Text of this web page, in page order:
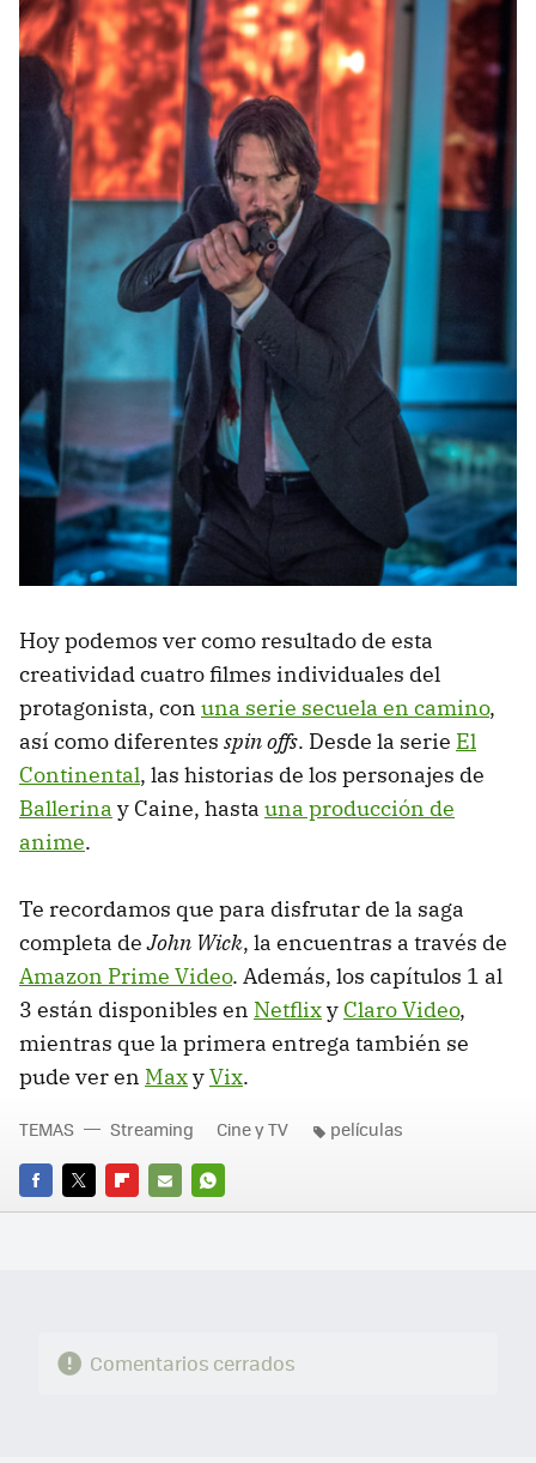
Hoy podemos ver como resultado de esta
creatividad cuatro filmes individuales del
protagonista, con una serie secuela en camino,
así como diferentes spin offs. Desde la serie El
Continental, las historias de los personajes de
Ballerina y Caine, hasta una producción de
anime.
Te recordamos que para disfrutar de la saga
completa deJohn Wick, la encuentras a través de
Amazon Prime Video. Además, los capítulos 1 al
3 están disponibles en Netflixy Claro Video,
mientras que la primera entrega también se
pude ver en MaxyVix.
FACEBOOK
TWITTERFLIPBOARD
E-
WHATSAPP
TEMAS Streaming Cine y TV películas
Comentarios cerrados